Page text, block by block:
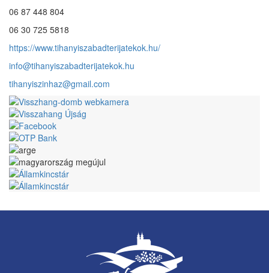
06 87 448 804
06 30 725 5818
https://www.tihanyiszabadterijatekok.hu/
info@tihanyiszabadterijatekok.hu
tihanyiszinhaz@gmail.com